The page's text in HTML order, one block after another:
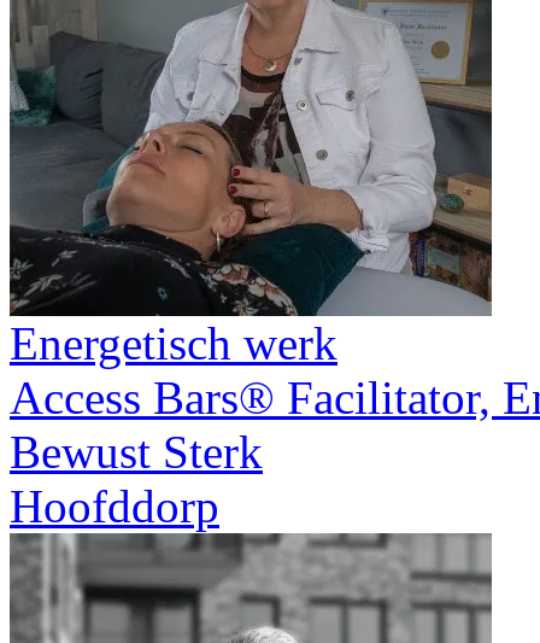
Energetisch werk
Access Bars® Facilitator,
Bewust Sterk
Hoofddorp